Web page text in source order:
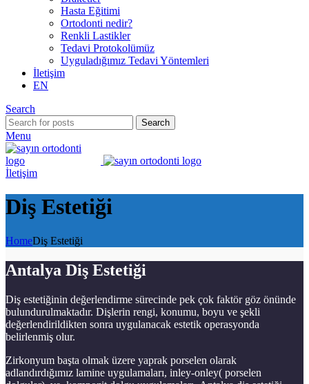
Hasta Eğitimi
Ortodonti nedir?
Renkli Lastikler
Tedavi Protokolümüz
Uyguladığımız Tedavi Yöntemleri
İletişim
EN
Search
Search
Menu
İletişim
Diş Estetiği
HomeDiş Estetiği
Antalya Diş Estetiği
Diş estetiğinin değerlendirme sürecinde pek çok faktör göz önünde
bulundurulmaktadır. Dişlerin rengi, konumu, boyu ve şekli
değerlendirildikten sonra uygulanacak estetik operasyonda
belirlenmiş olur.
Zirkonyum başta olmak üzere yaprak porselen olarak
adlandırdığımız lamine uygulamaları, inley-onley( porselen